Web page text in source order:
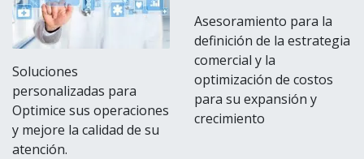
Soluciones
personalizadas para
Optimice sus operaciones
y mejore la calidad de su
atención.
Asesoramiento para la
definición de la estrategia
comercial y la
optimización de costos
para su expansión y
crecimiento